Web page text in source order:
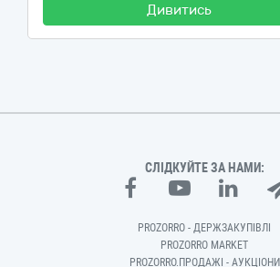
Дивитись
СЛІДКУЙТЕ ЗА НАМИ:
PROZORRO - ДЕРЖЗАКУПІВЛІ
PROZORRO MARKET
PROZORRO.ПРОДАЖІ - АУКЦІОНИ